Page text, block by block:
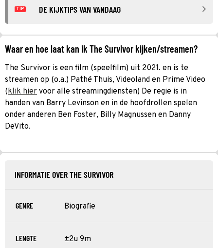
TIP DE KIJKTIPS VAN VANDAAG
Waar en hoe laat kan ik The Survivor kijken/streamen?
The Survivor is een film (speelfilm) uit 2021. en is te
streamen op (o.a.) Pathé Thuis, Videoland en Prime Video
(klik hier voor alle streamingdiensten) De regie is in
handen van Barry Levinson en in de hoofdrollen spelen
onder anderen Ben Foster, Billy Magnussen en Danny
DeVito.
INFORMATIE OVER THE SURVIVOR
GENRE Biografie
LENGTE ±2u 9m